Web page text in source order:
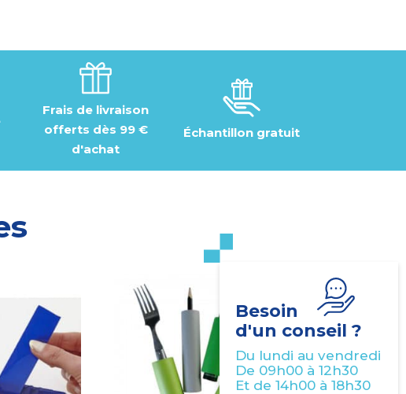
Besoin
d'un conseil ?
Du lundi au vendredi
De 09h00 à 12h30
Et de 14h00 à 18h30
Frais de livraison
offerts dès 99 €
d'achat
Échantillon gratuit